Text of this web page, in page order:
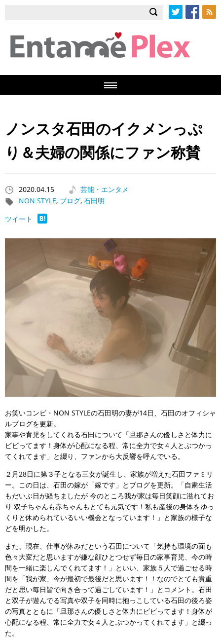
ノンスタ石田のイクメンっぷ
り＆夫婦の関係にファン称賛
2020.04.15
芸能・エンタメ
NON STYLE, ブログ, 石田明
ツイート
お笑いコンビ・NON STYLEの石田明の妻が14日、石田のオフィシャ
ルブログを更新。
家事や育児をしてくれる石田について「旦那さんの優しさと体力に
ビビってます！身体が心配になる程、常に全力で女４人とぶつかっ
てくれてます」と綴り、ファンから大反響を呼んでいる。
２月28日に第３子となる三女が誕生し、家族が増えた石田ファミリ
ー。この日は、石田の嫁が「嫁です」とブログを更新。「自粛生活
もだいぶ日が経ちましたが 今のところ我が家は毎日笑顔に溢れてお
り 双子ちゃんも赤ちゃんもとても元気です！私も産後の身体をゆっ
くりと休められているいい機会となっています！」と家族の様子な
どを明かした。
また、現在、仕事が休みだという石田について「気持も環境の面も
色々大変だと思いますが嫌な顔ひとつせず毎日の家事育児、今の時
間を一緒に楽しんでくれてます！」といい、家族５人で過ごせる時
間を「我が家、今が最初で最後だと思います！！なのでとても貴重
だと思い毎日皆で向き合って過ごしています！」とコメント。石田
と双子が遊んでる写真や双子を同時に抱っこしている石田の後ろ姿
の写真とともに「旦那さんの優しさと体力にビビってます！身体が
心配になる程、常に全力で女４人とぶつかってくれてます」と綴っ
た。